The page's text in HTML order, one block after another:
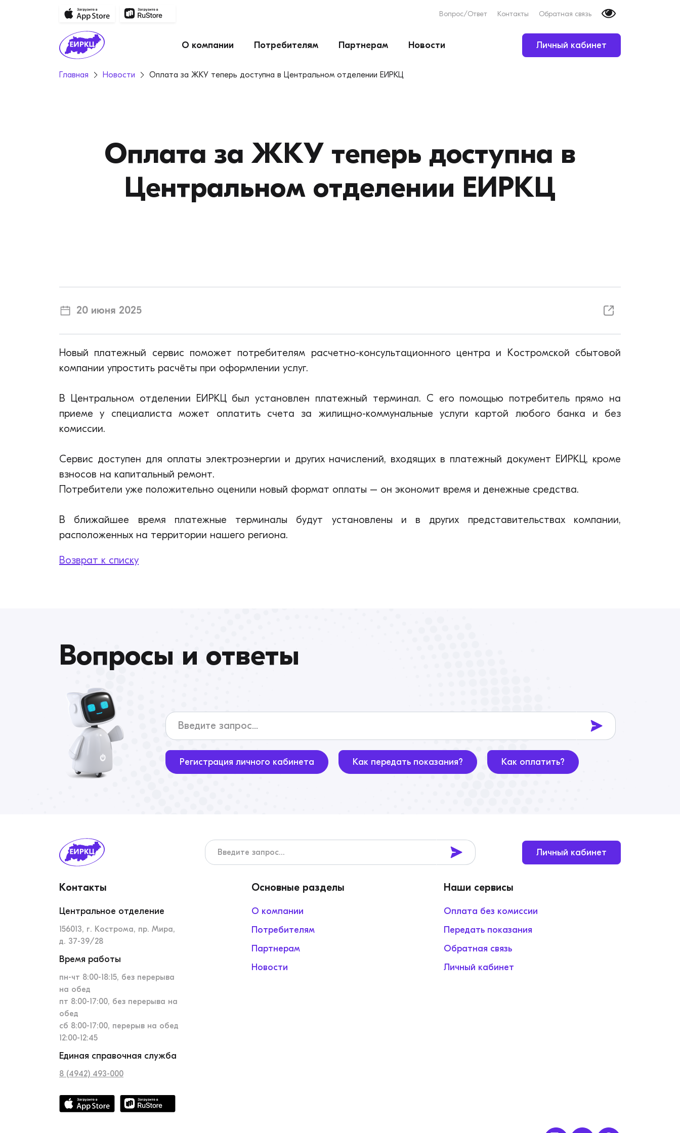
Вопрос/Ответ Контакты Обратная связь
О компании Потребителям Партнерам Новости Личный кабинет
Главная Новости Оплата за ЖКУ теперь доступна в Центральном отделении ЕИРКЦ
Оплата за ЖКУ теперь доступна в
Центральном отделении ЕИРКЦ
20 июня 2025
Новый платежный сервис поможет потребителям расчетно-консультационного центра и Костромской сбытовой
компании упростить расчёты при оформлении услуг.
В Центральном отделении ЕИРКЦ был установлен платежный терминал. С его помощью потребитель прямо на
приеме у специалиста может оплатить счета за жилищно-коммунальные услуги картой любого банка и без
комиссии.
Сервис доступен для оплаты электроэнергии и других начислений, входящих в платежный документ ЕИРКЦ, кроме
взносов на капитальный ремонт.
Потребители уже положительно оценили новый формат оплаты – он экономит время и денежные средства.
В ближайшее время платежные терминалы будут установлены и в других представительствах компании,
расположенных на территории нашего региона.
Возврат к списку
Вопросы и ответы
Регистрация личного кабинета Как передать показания? Как оплатить?
Личный кабинет
Контакты
Центральное отделение
156013, г. Кострома, пр. Мира,
д. 37-39/28
Время работы
пн-чт 8:00-18:15, без перерыва
на обед
пт 8:00-17:00, без перерыва на
обед
сб 8:00-17:00, перерыв на обед
12:00-12:45
Единая справочная служба
8 (4942) 493-000
Основные разделы
О компании
Потребителям
Партнерам
Новости
Наши сервисы
Оплата без комиссии
Передать показания
Обратная связь
Личный кабинет